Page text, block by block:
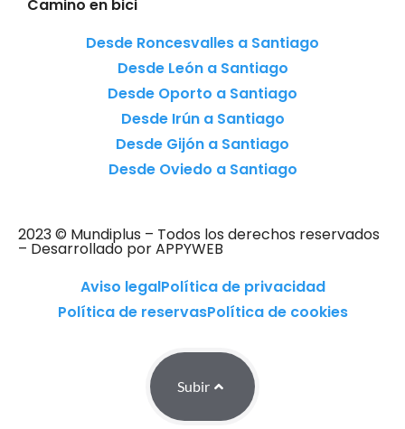
Camino en bici
Desde Roncesvalles a Santiago
Desde León a Santiago
Desde Oporto a Santiago
Desde Irún a Santiago
Desde Gijón a Santiago
Desde Oviedo a Santiago
2023 © Mundiplus – Todos los derechos reservados
– Desarrollado por APPYWEB
Aviso legalPolítica de privacidad
Política de reservasPolítica de cookies
Subir